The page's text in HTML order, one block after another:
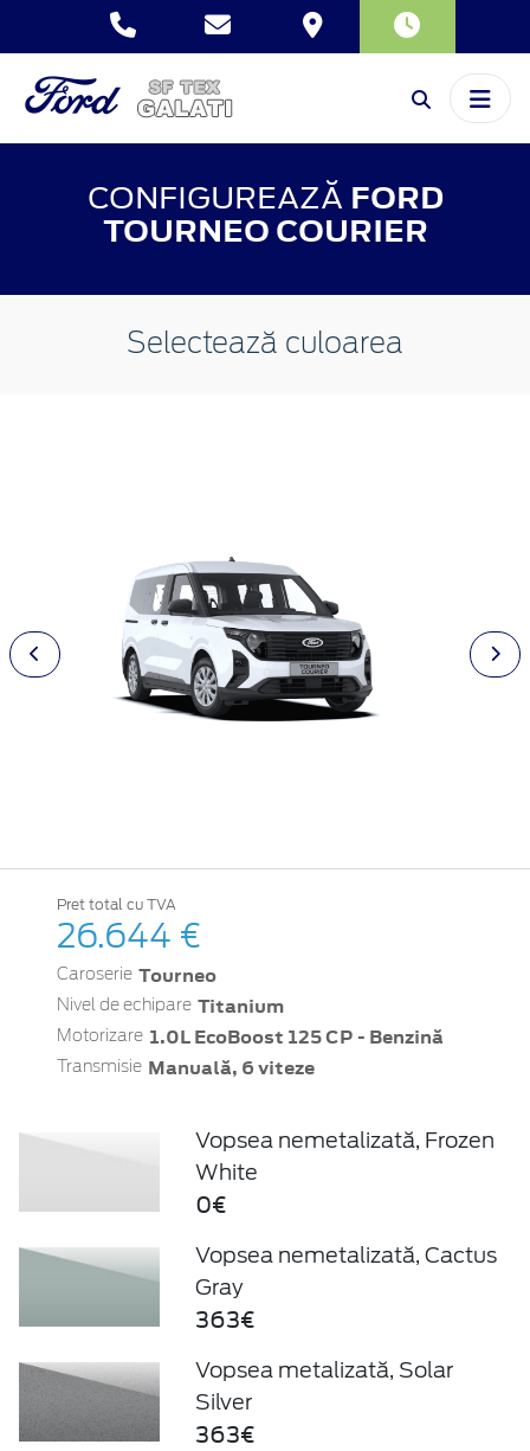
CONFIGUREAZĂ FORD
TOURNEO COURIER
Selectează culoarea
Pret total cu TVA
26.644 €
Caroserie Tourneo
Nivel de echipare Titanium
Motorizare 1.0L EcoBoost 125 CP - Benzină
Transmisie Manuală, 6 viteze
Vopsea nemetalizată, Frozen
White
0€
Vopsea nemetalizată, Cactus
Gray
363€
Vopsea metalizată, Solar
Silver
363€